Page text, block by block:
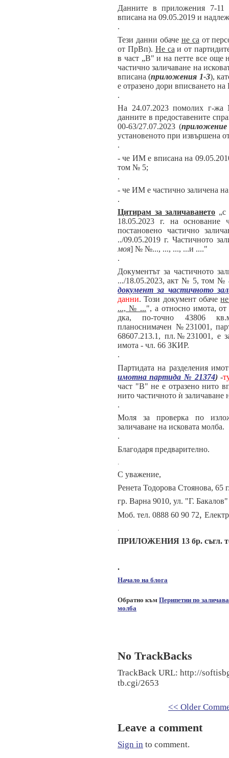
Данните в приложения 7-11
вписана на 09.05.2019 и
.
Тези данни обаче не са от
от ПрВп). Не са и от
в част „В" и на петте все още
частично заличаване на
вписана (приложения 1-3),
е отразено дори вписването
.
На 24.07.2023 помолих г-жа
данните в предоставените
00-63/27.07.2023 (приложение
установеното при извършена
.
- че ИМ е вписана на
том № 5;
.
- че ИМ е частично заличена
.
Цитирам за заличаването
18.05.2023 г. на
постановено частично
../09.05.2019 г. Частичното
моя] № №..., ..., ..., ...и ...."
.
Документът за частичното
.../18.05.2023, акт № 5, том №
документ за частичното
данни. Този документ обаче
..., № ...", а относно имота,
дка, по-точно 43806
планоснимачен №231001,
68607.213.1, пл.№231001, е
имота - чл. 66 ЗКИР.
.
Партидата на разделения
имотна партида № 21374)-
част "В" не е отразено нито
нито частичното ѝ заличаване
.
Моля за проверка по
заличаване на исковата молба.
.
Благодаря предварително.
С уважение,
Ренета Тодорова Стоянова, 65
гр. Варна 9010, ул. "Г.
Моб. тел. 0888 60 90 72,
.
ПРИЛОЖЕНИЯ 13 бр. съгл.
.
Начало на блога
Обратно към Перипетии по
молба
No TrackBacks
TrackBack URL: http://
tb.cgi/2653
<< Older
Leave a comment
Sign in to comment.